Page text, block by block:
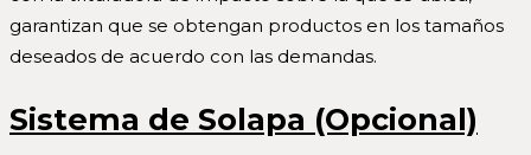
garantizan que se obtengan productos en los tamaños
deseados de acuerdo con las demandas.
Sistema de Solapa (Opcional)